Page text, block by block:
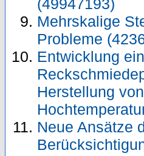
(49947193)
Mehrskalige
Probleme
Entwicklung
Herstellung
Neue Ansätze